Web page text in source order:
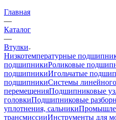
Главная
—
Каталог
—
Втулки
Низкотемпературные
подшипникиРоликовые
подшипникиИгольчатые
подшипникиСистемы линейного
перемещенияПодшипниковые
головкиПодшипниковые
уплотнения, сальники
трансмиссииИнструменты для